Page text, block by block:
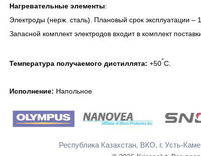
Нагревательные элементы:
Электроды (нерж. сталь). Плановый срок эксплуатации –
Запасной комплект электродов входит в комплект
Температура получаемого дистиллята: +50°С.
Исполнение: Напольное
чтобы быть надёжным Поставщиком
Республика Казахстан, ВКО, г. Усть-